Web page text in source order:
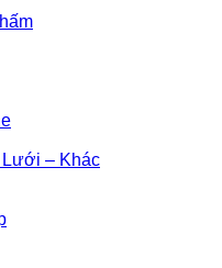
Lưới – Khác